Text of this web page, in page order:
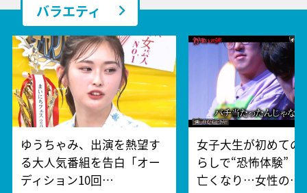
バラエティ
ゆうちゃみ、出演を熱望す
る大人気番組を告白「オー
ディション10回…
女子大生が初めての
らしで“恐怖体験”
亡くなり…女性の…